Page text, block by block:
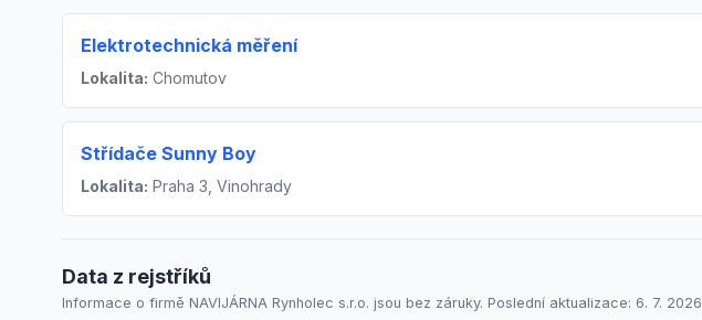
Elektrotechnická měření
Lokalita: Chomutov
Střídače Sunny Boy
Lokalita: Praha 3, Vinohrady
Data z rejstříků
Informace o firmě NAVIJÁRNA Rynholec s.r.o. jsou bez záruky. Poslední aktualizace: 6. 7. 2026